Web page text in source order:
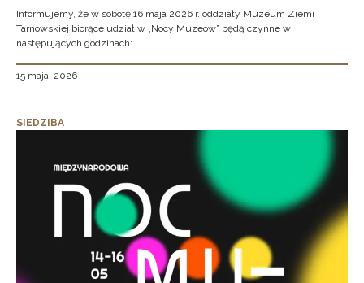
Informujemy, że w sobotę 16 maja 2026 r. oddziały Muzeum Ziemi
Tarnowskiej biorące udział w „Nocy Muzeów” będą czynne w
następujących godzinach:
15 maja, 2026
SIEDZIBA